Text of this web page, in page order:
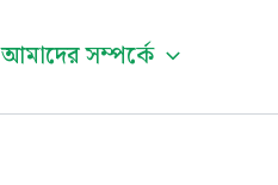
আমাদের সম্পর্কে